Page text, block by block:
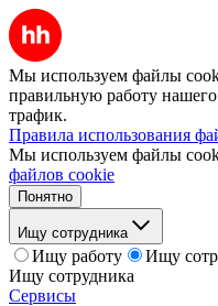
Мы используем файлы
правильную работу нашего
трафик.
Правила использования
Мы используем файлы
файлов cookie
Понятно
Ищу сотрудника
Ищу работу
Ищу
Ищу сотрудника
Сервисы